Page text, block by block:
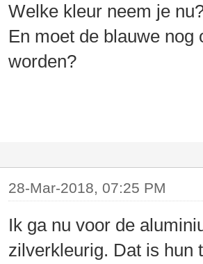
Welke kleur neem je
En moet de blauwe
worden?
28-Mar-2018, 07:25 PM
Ik ga nu voor de
zilverkleurig. Dat is hun